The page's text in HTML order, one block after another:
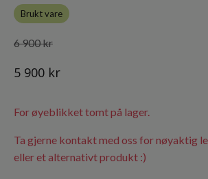
Brukt vare
6 900 kr
5 900 kr
For øyeblikket tomt på lager.
Ta gjerne kontakt med oss for nøyaktig
eller et alternativt produkt :)